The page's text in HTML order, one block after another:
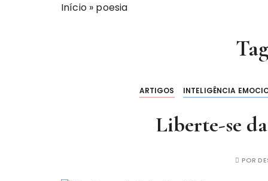
Início» poesia
ARTIGOS INTELIGÊNCIA
Liberte-se
POR